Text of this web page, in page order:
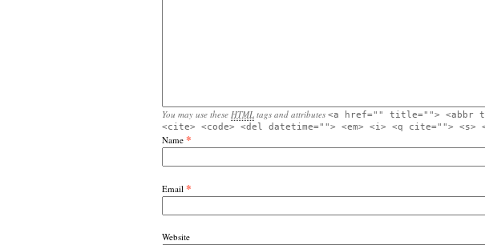
You may use these HTML tags and attributes <a href="" title=""> <abbr
<cite> <code> <del datetime=""> <em> <i> <q cite=""> <s>
Name *
Email *
Website